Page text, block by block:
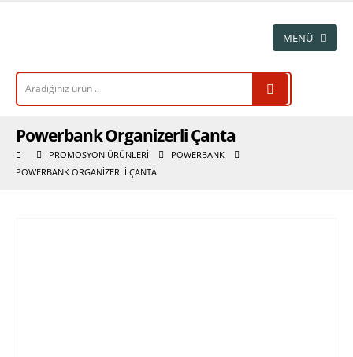
Powerbank Organizerli Çanta
PROMOSYON ÜRÜNLERI
POWERBANK
POWERBANK ORGANIZERLI ÇANTA